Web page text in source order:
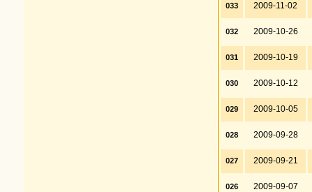
033 2009-11-02
032 2009-10-26
031 2009-10-19
030 2009-10-12
029 2009-10-05
028 2009-09-28
027 2009-09-21
026 2009-09-07